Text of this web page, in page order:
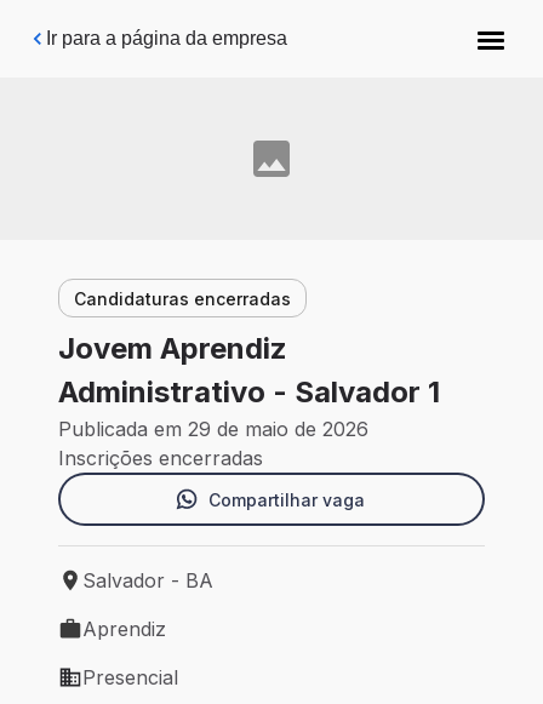
Pular para o conteúdo principal
Ir para a página da empresa
Candidaturas encerradas
Jovem Aprendiz
Administrativo - Salvador 1
Publicada em 29 de maio de 2026
Inscrições encerradas
Compartilhar vaga
Local de trabalho: Salvador - BA
Salvador - BA
Tipo de vaga: Aprendiz
Aprendiz
Modelo de trabalho: Presencial
Presencial